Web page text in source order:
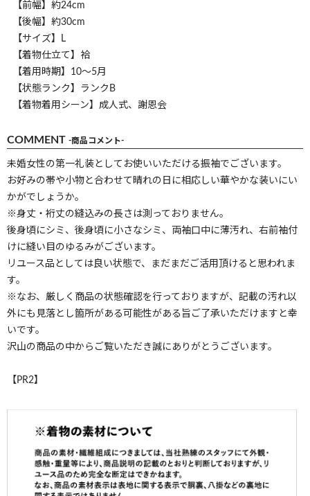
【前幅】約24cm
【後幅】約30cm
【サイズ】L
【着物仕立て】袷
【着用時期】10～5月
【状態ランク】ランクB
【着物着用シーン】成人式、謝恩会
COMMENT -商品コメント-
未婚女性の第一礼装としてお使いいただける振袖でございます。
お好みの帯や小物と合わせて晴れの日に相応しい華やかな装いにい
かがでしょうか。
※身丈・裄丈の縫込みの長さは測っておりません。
後身頃にシミ、後身頃に小さなシミ、両袖口中に薄汚れ、右前袖付
けに縫い目のゆるみがございます。
リユース品としては良い状態で、まだまだご活用頂けると思われま
す。
※なお、厳しく商品の状態確認を行っておりますが、記載の汚れ以
外にも見落とし箇所がある可能性がある旨ご了承いただけますと幸
いです。
沢山の商品の中からご覧いただき誠にありがとうございます。
【PR2】